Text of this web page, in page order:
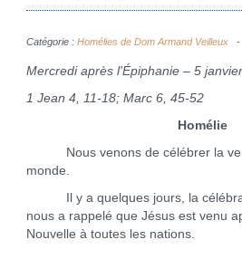
Catégorie : Homélies de Dom Armand Veilleux
Mercredi après l'Épiphanie – 5
1 Jean 4, 11-18; Marc 6, 45-52
Homélie
Nous venons de célébrer la
monde.
Il y a quelques jours, la
nous a rappelé que Jésus est venu
Nouvelle à toutes les nations.